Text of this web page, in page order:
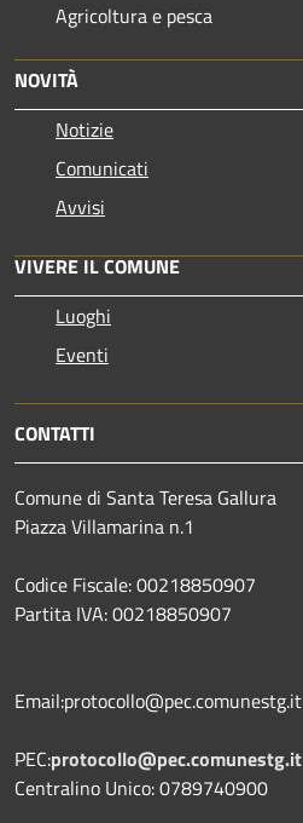
Agricoltura e pesca
NOVITÀ
Notizie
Comunicati
Avvisi
VIVERE IL COMUNE
Luoghi
Eventi
CONTATTI
Comune di Santa Teresa Gallura
Piazza Villamarina n.1
Codice Fiscale: 00218850907
Partita IVA: 00218850907
Email:protocollo@pec.comunestg.it
PEC:protocollo@pec.comunestg.it
Centralino Unico: 0789740900